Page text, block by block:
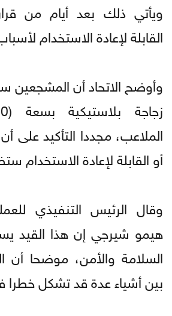
ويأتي ذلك بعد أيام من
القابلة لإعادة الاستخدام
وأوضح الاتحاد أن
الملاعب، مجددا التأكيد على
أو القابلة لإعادة الاستخدام
وقال الرئيس التنفيذي
هيمو شيرجي إن هذا القيد
السلامة والأمن، موضحا أن
بين أشياء عدة قد تشكل خطرا